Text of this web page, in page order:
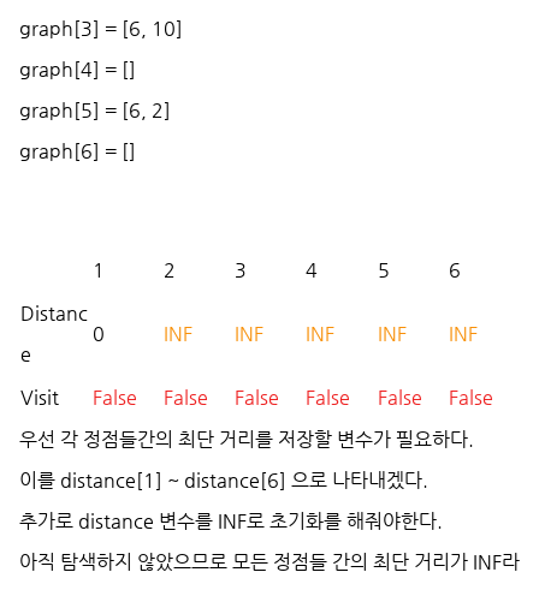
graph[3] = [6, 10]
graph[4] = []
graph[5] = [6, 2]
graph[6] = []
1 2 3 4 5
6
Distanc
e
0 INF INF INF INF INF
Visit False False False False False
False
우선 각 정점들간의 최단 거리를 저장할 변수가 필요하다.
이를 distance[1] ~ distance[6] 으로 나타내겠다.
추가로 distance 변수를 INF로 초기화를 해줘야한다.
아직 탐색하지 않았으므로 모든 정점들 간의 최단 거리가 INF라